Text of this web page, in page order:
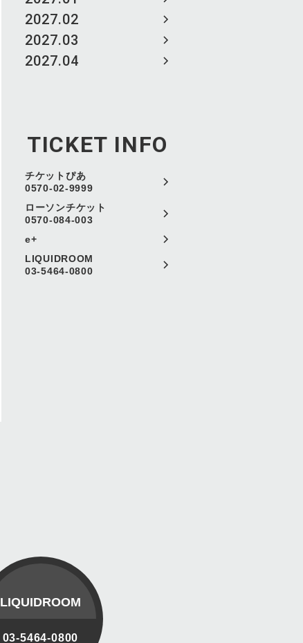
2027.02
2027.03
2027.04
TICKET INFO
チケットぴあ
0570-02-9999
ローソンチケット
0570-084-003
e+
LIQUIDROOM
03-5464-0800
LIQUIDROOM
03-5464-0800